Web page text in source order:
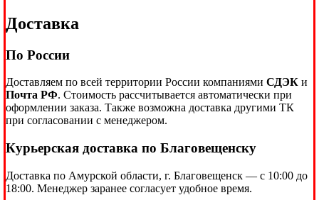
Доставка
По России
Доставляем по всей территории России компаниями СДЭК и
Почта РФ. Стоимость рассчитывается автоматически при
оформлении заказа. Также возможна доставка другими ТК
при согласовании с менеджером.
Курьерская доставка по Благовещенску
Доставка по Амурской области, г. Благовещенск — с 10:00 до
18:00. Менеджер заранее согласует удобное время.